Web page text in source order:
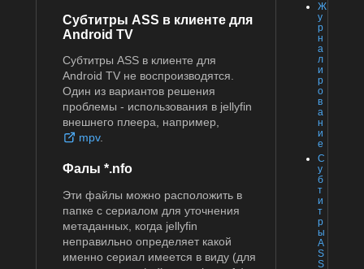
Ж
у
р
н
а
л
и
р
о
в
а
н
и
е
С
у
б
т
и
т
р
ы
A
S
S
Субтитры ASS в клиенте для
Android TV
Субтитры ASS в клиенте для
Android TV не воспроизводятся.
Один из вариантов решения
проблемы - использования в jellyfin
внешнего плеера, например,
mpv.
Фалы *.nfo
Эти файлы можно расположить в
папке с сериалом для уточнения
метаданных, когда jellyfin
неправильно определяет какой
именно сериал имеется в виду (для